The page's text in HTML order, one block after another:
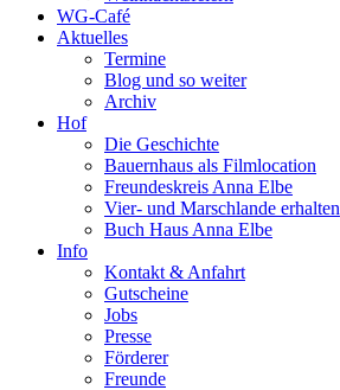
WG-Café
Aktuelles
Termine
Blog und so weiter
Archiv
Hof
Die Geschichte
Bauernhaus als Filmlocation
Freundeskreis Anna Elbe
Vier- und Marschlande erhalten
Buch Haus Anna Elbe
Info
Kontakt & Anfahrt
Gutscheine
Jobs
Presse
Förderer
Freunde